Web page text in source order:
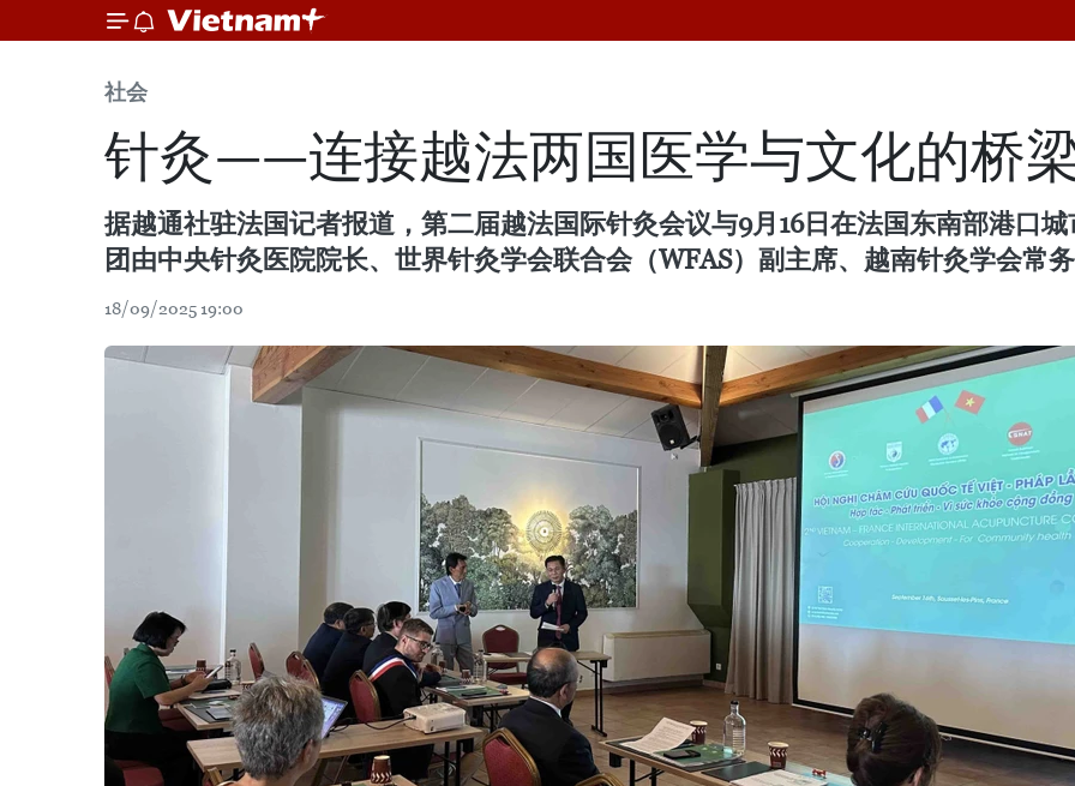
社会
针灸——连接越法两国医学与文化的桥
据越通社驻法国记者报道，第二届越法国际针灸会议与9月16日在法国东南部港口
团由中央针灸医院院长、世界针灸学会联合会（WFAS）副主席、越南针灸学会常
18/09/2025 19:00